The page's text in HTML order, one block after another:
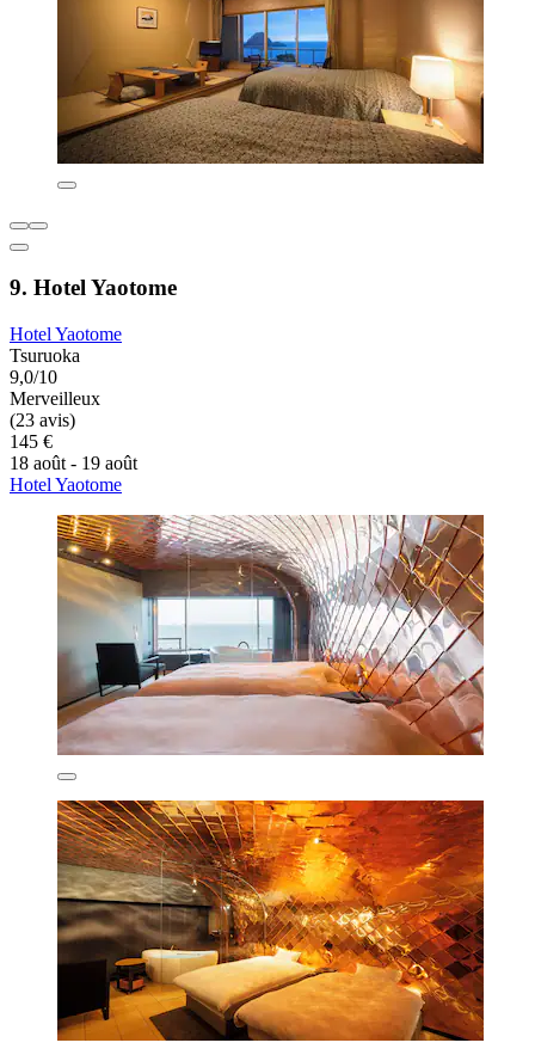
9. Hotel Yaotome
Hotel Yaotome
Tsuruoka
9,0/10
Merveilleux
(23 avis)
145 €
18 août - 19 août
Hotel Yaotome